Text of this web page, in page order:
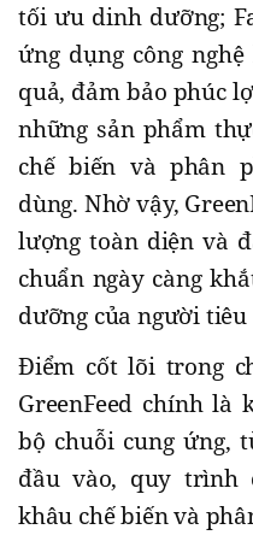
tối ưu dinh dưỡng;
ứng dụng công
quả, đảm bảo phúc
những sản phẩm
chế biến và phân
dùng. Nhờ vậy,
lượng toàn diện và
chuẩn ngày càng
dưỡng của người
Điểm cốt lõi trong
GreenFeed chính là
bộ chuỗi cung ứng,
đầu vào, quy trình
khâu chế biến và